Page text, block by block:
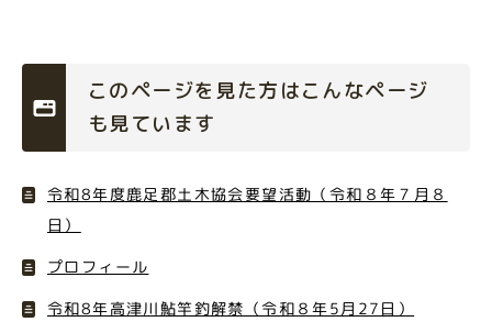
このページを見た方はこんなページ
も見ています
令和8年度鹿足郡土木協会要望活動（令和８年７月８
日）
プロフィール
令和8年高津川鮎竿釣解禁（令和８年5月27日）